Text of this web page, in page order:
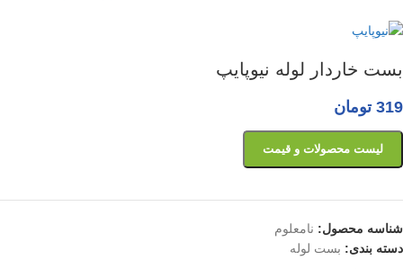
بست خاردار لوله نیوپایپ
319 تومان
لیست محصولات و قیمت
شناسه محصول: نامعلوم
دسته بندی: بست لوله